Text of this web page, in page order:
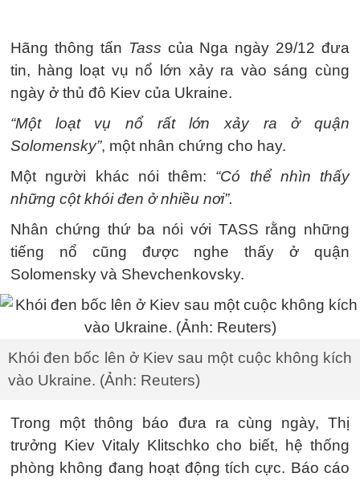
Hãng thông tấn Tass của Nga ngày 29/12 đưa
tin, hàng loạt vụ nổ lớn xảy ra vào sáng cùng
ngày ở thủ đô Kiev của Ukraine.
“Một loạt vụ nổ rất lớn xảy ra ở quận
Solomensky”, một nhân chứng cho hay.
Một người khác nói thêm: “Có thể nhìn thấy
những cột khói đen ở nhiều nơi”.
Nhân chứng thứ ba nói với TASS rằng những
tiếng nổ cũng được nghe thấy ở quận
Solomensky và Shevchenkovsky.
Khói đen bốc lên ở Kiev sau một cuộc không kích
vào Ukraine. (Ảnh: Reuters)
Trong một thông báo đưa ra cùng ngày, Thị
trưởng Kiev Vitaly Klitschko cho biết, hệ thống
phòng không đang hoạt động tích cực. Báo cáo